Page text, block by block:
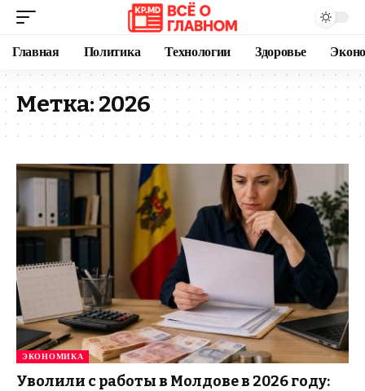
Главная Политика Технологии Здоровье
Метка: 2026
ЭКОНОМИКА
Уволили с работы в Молдове в 2026 году: